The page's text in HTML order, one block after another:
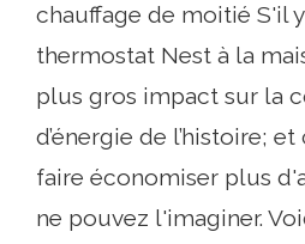
chauffage de moitié S'il
thermostat Nest à la
plus gros impact sur la
d’énergie de l’histoire;
faire économiser plus
ne pouvez l'imaginer.